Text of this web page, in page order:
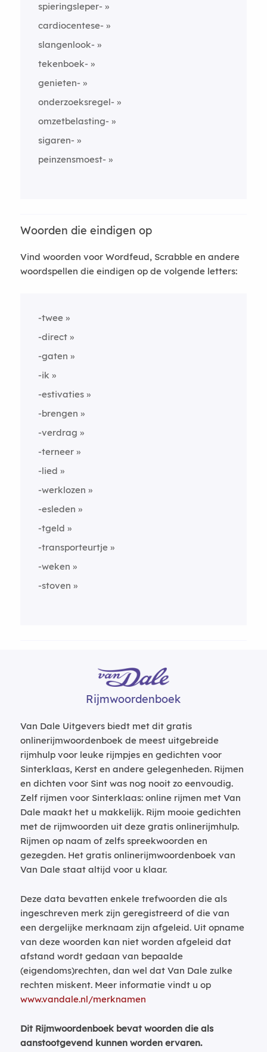
spieringsleper-
cardiocentese-
slangenlook-
tekenboek-
genieten-
onderzoeksregel-
omzetbelasting-
sigaren-
peinzensmoest-
Woorden die eindigen op
Vind woorden voor Wordfeud, Scrabble en andere
woordspellen die eindigen op de volgende letters:
-twee
-direct
-gaten
-ik
-estivaties
-brengen
-verdrag
-terneer
-lied
-werklozen
-esleden
-tgeld
-transporteurtje
-weken
-stoven
Rijmwoordenboek
Van Dale Uitgevers biedt met dit gratis
onlinerijmwoordenboek de meest uitgebreide
rijmhulp voor leuke rijmpjes en gedichten voor
Sinterklaas, Kerst en andere gelegenheden. Rijmen
en dichten voor Sint was nog nooit zo eenvoudig.
Zelf rijmen voor Sinterklaas: online rijmen met Van
Dale maakt het u makkelijk. Rijm mooie gedichten
met de rijmwoorden uit deze gratis onlinerijmhulp.
Rijmen op naam of zelfs spreekwoorden en
gezegden. Het gratis onlinerijmwoordenboek van
Van Dale staat altijd voor u klaar.
Deze data bevatten enkele trefwoorden die als
ingeschreven merk zijn geregistreerd of die van
een dergelijke merknaam zijn afgeleid. Uit opname
van deze woorden kan niet worden afgeleid dat
afstand wordt gedaan van bepaalde
(eigendoms)rechten, dan wel dat Van Dale zulke
rechten miskent. Meer informatie vindt u op
www.vandale.nl/merknamen
Dit Rijmwoordenboek bevat woorden die als
aanstootgevend kunnen worden ervaren.